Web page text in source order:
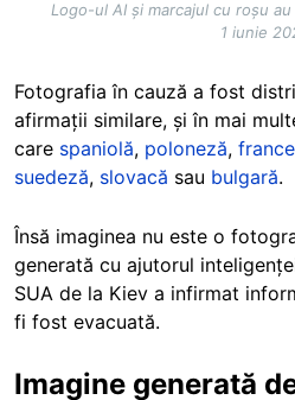
Logo-ul AI și marcajul cu roșu
1 iunie
Fotografia în cauză a fost
afirmații similare, și în mai
care spaniolă, poloneză,
suedeză, slovacă sau bulgară.
Însă imaginea nu este o
generată cu ajutorul
SUA de la Kiev a infirmat
fi fost evacuată.
Imagine generată